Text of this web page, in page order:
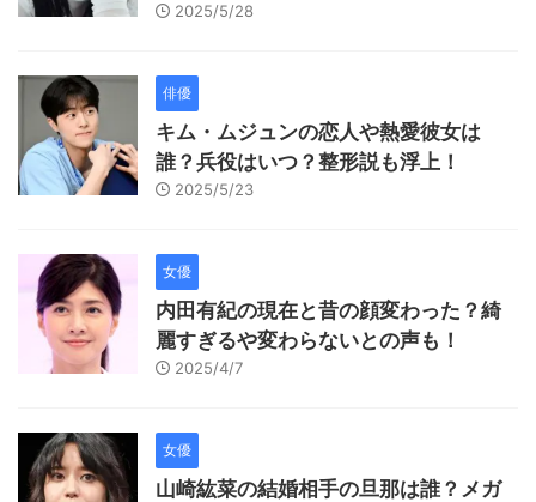
2025/5/28
俳優
キム・ムジュンの恋人や熱愛彼女は
誰？兵役はいつ？整形説も浮上！
2025/5/23
女優
内田有紀の現在と昔の顔変わった？綺
麗すぎるや変わらないとの声も！
2025/4/7
女優
山崎紘菜の結婚相手の旦那は誰？メガ